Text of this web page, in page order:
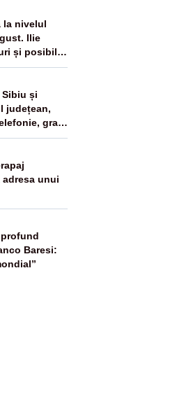
la nivelul
Ilie
și posibile
Sibiu și
județean,
grav
unui
Baresi: